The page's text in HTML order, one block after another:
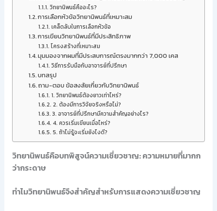
วิทยานิพนธ์คืออะไร?
การเลือกหัวข้อวิทยานิพนธ์ที่เหมาะสม
เคล็ดลับในการเลือกหัวข้อ
การเขียนวิทยานิพนธ์ที่มีประสิทธิภาพ
โครงสร้างที่เหมาะสม
มุมมองจากผมที่มีประสบการณ์ตรงมากกว่า 7,000 เคส
วิธีการรับมือกับอาจารย์ที่ปรึกษา
บทสรุป
ถาม-ตอบ ข้อสงสัยเกี่ยวกับวิทยานิพนธ์
1. วิทยานิพนธ์ต้องยาวเท่าไหร่?
2. ต้องมีการวิจัยจริงหรือไม่?
3. อาจารย์ที่ปรึกษามีความสำคัญอย่างไร?
4. ควรเริ่มเขียนเมื่อไหร่?
5. ถ้าไม่รู้จะเริ่มยังไงดี?
วิทยานิพนธ์คือบทพิสูจน์ความเชี่ยวชาญ: ความหมายที่มากก
ว่ากระดาษ
ทำไมวิทยานิพนธ์จึงสำคัญสำหรับการแสดงความเชี่ยวชาญ